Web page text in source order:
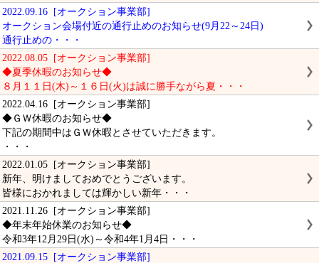
2022.09.16 [オークション事業部]
オークション会場付近の通行止めのお知らせ(9月22～24日)
通行止めの・・・
2022.08.05 [オークション事業部]
◆夏季休暇のお知らせ◆
８月１１日(木)～１６日(火)は誠に勝手ながら夏・・・
2022.04.16 [オークション事業部]
◆ＧＷ休暇のお知らせ◆
下記の期間中はＧＷ休暇とさせていただきます。
・・・
2022.01.05 [オークション事業部]
新年、明けましておめでとうございます。
皆様におかれましては輝かしい新年・・・
2021.11.26 [オークション事業部]
◆年末年始休業のお知らせ◆
令和3年12月29日(水)～令和4年1月4日・・・
2021.09.15 [オークション事業部]